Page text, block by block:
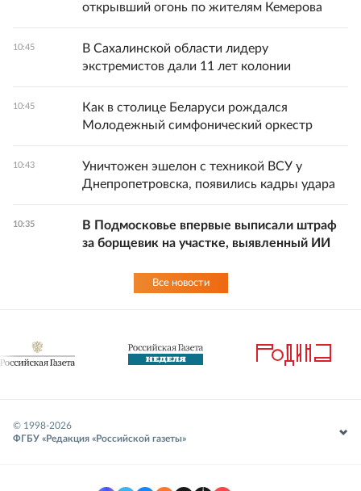
открывший огонь по жителям Кемерова
10:45
В Сахалинской области лидеру
экстремистов дали 11 лет колонии
10:45
Как в столице Беларуси рождался
Молодежный симфонический оркестр
10:43
Уничтожен эшелон с техникой ВСУ у
Днепропетровска, появились кадры удара
10:35
В Подмосковье впервые выписали штраф
за борщевик на участке, выявленный ИИ
Все новости
© 1998-2026
ФГБУ «Редакция «Российской газеты»